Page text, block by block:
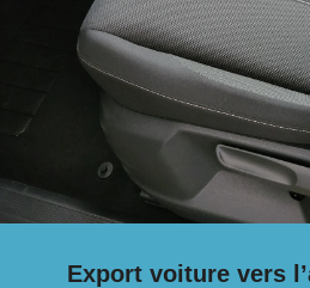
Export voiture vers